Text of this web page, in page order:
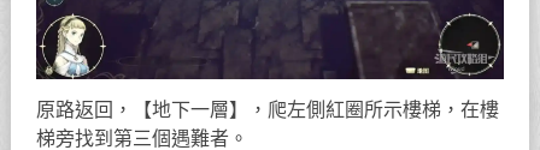
原路返回，【地下一層】，爬左側紅圈所示樓梯，在樓
梯旁找到第三個遇難者。